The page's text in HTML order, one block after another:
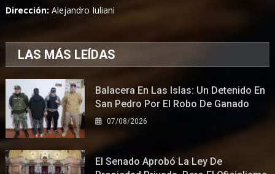
Dirección:Alejandro Iuliani
LAS MÁS LEÍDAS
Balacera En Las Islas: Un Detenido En
San Pedro Por El Robo De Ganado
07/08/2026
El Senado Aprobó La Ley De